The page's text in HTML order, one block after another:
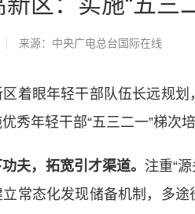
来源：中央广电总台国际在线
眼年轻干部队伍长远规划
优秀年轻干部“五三二一”梯次
夫，拓宽引才渠道。 注重“
常态化发现储备机制，多